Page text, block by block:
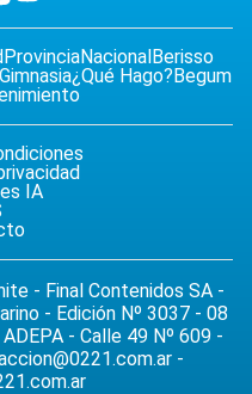
ProvinciaNacional Berisso
Gimnasia¿Qué Hago? Begum
IA
- Final Contenidos SA -
- Edición Nº 3037 - 08
- Calle 49 Nº 609 -
-